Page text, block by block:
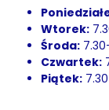
Wtorek:
Środa:
Czwartek:
Piątek: